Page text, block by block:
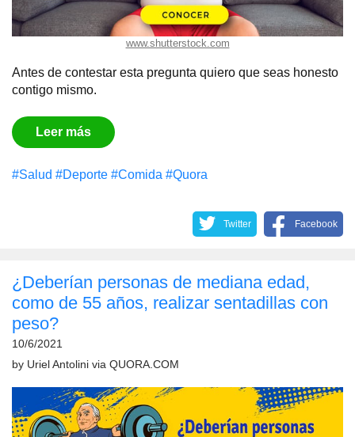
www.shutterstock.com
Antes de contestar esta pregunta quiero que seas honesto
contigo mismo.
Leer más
#Salud #Deporte #Comida #Quora
Twitter Facebook
¿Deberían personas de mediana edad,
como de 55 años, realizar sentadillas con
peso?
10/6/2021
by Uriel Antolini via QUORA.COM